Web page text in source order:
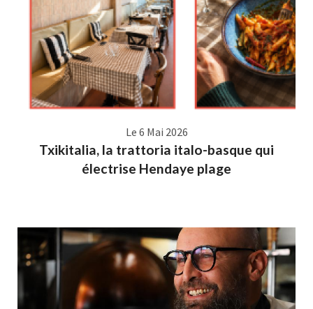
Le 6 Mai 2026
Txikitalia, la trattoria italo-basque qui
électrise Hendaye plage